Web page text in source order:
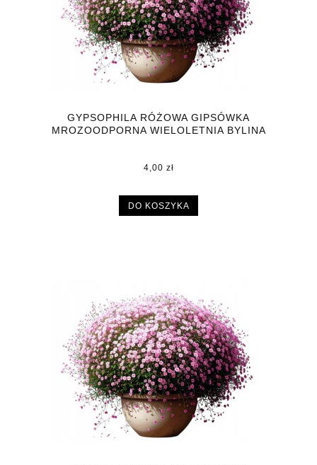
GYPSOPHILA RÓŻOWA GIPSÓWKA
MROZOODPORNA WIELOLETNIA BYLINA
4,00 zł
DO KOSZYKA